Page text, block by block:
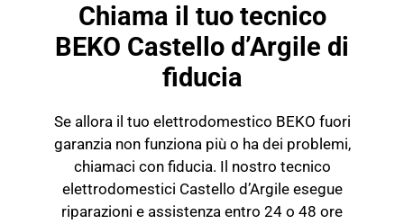
Chiama il tuo tecnico
BEKO Castello d’Argile di
fiducia
Se allora il tuo elettrodomestico BEKO fuori
garanzia non funziona più o ha dei problemi,
chiamaci con fiducia. Il nostro tecnico
elettrodomestici Castello d’Argile esegue
riparazioni e assistenza entro 24 o 48 ore